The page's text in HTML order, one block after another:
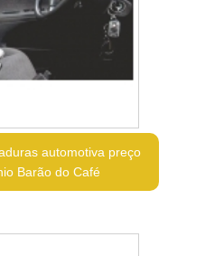
automotiva preço
Barão do Café